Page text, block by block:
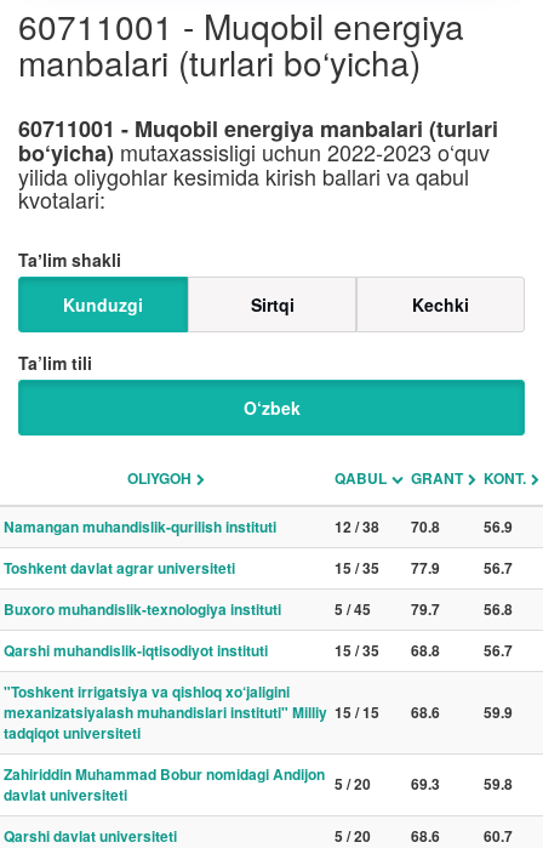
60711001 - Muqobil energiya
manbalari (turlari bo‘yicha)
60711001 - Muqobil energiya manbalari (turlari
bo‘yicha) mutaxassisligi uchun 2022-2023 o‘quv
yilida oliygohlar kesimida kirish ballari va qabul
kvotalari:
Taʼlim shakli
Kunduzgi
Sirtqi Kechki
Ta’lim tili
O‘zbek
OLIYGOH QABUL GRANT KONT.
Namangan muhandislik-qurilish instituti 12 / 38 70.8
56.9
Toshkent davlat agrar universiteti
15 / 35 77.9
56.7
Buxoro muhandislik-texnologiya instituti
5 / 45 79.7
56.8
Qarshi muhandislik-iqtisodiyot instituti
15 / 35 68.8
56.7
"Toshkent irrigatsiya va qishloq xo‘jaligini
mexanizatsiyalash muhandislari instituti" Milliy
tadqiqot universiteti
15 / 15 68.6 59.9
Zahiriddin Muhammad Bobur nomidagi Andijon
davlat universiteti
5 / 20 69.3 59.8
Qarshi davlat universiteti 5 / 20 68.6
60.7